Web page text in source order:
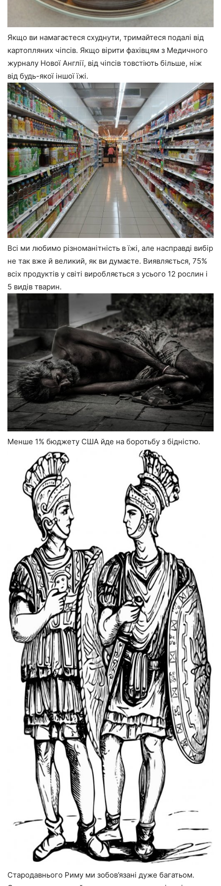
Якщо ви намагаєтеся схуднути, тримайтеся подалі від
картопляних чіпсів. Якщо вірити фахівцям з Медичного
журналу Нової Англії, від чіпсів товстіють більше, ніж
від будь-якої іншої їжі.
Всі ми любимо різноманітність в їжі, але насправді вибір
не так вже й великий, як ви думаєте. Виявляється, 75%
всіх продуктів у світі виробляється з усього 12 рослин і
5 видів тварин.
Менше 1% бюджету США йде на боротьбу з бідністю.
Стародавнього Риму ми зобов’язані дуже багатьом.